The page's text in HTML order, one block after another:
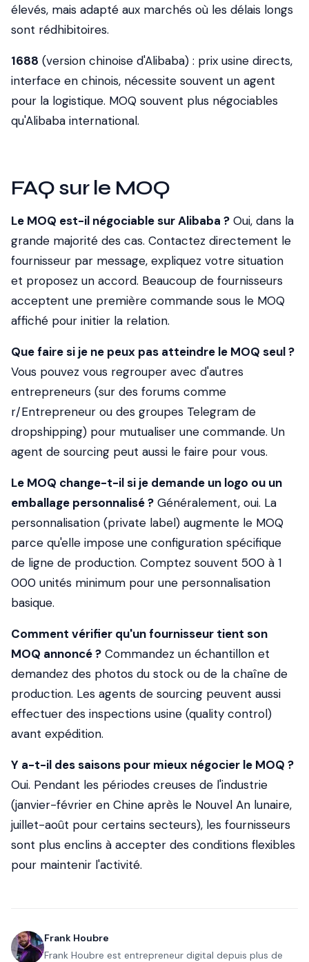
élevés, mais adapté aux marchés où les délais longs
sont rédhibitoires.
1688 (version chinoise d'Alibaba) : prix usine directs,
interface en chinois, nécessite souvent un agent
pour la logistique. MOQ souvent plus négociables
qu'Alibaba international.
FAQ sur le MOQ
Le MOQ est-il négociable sur Alibaba ? Oui, dans la
grande majorité des cas. Contactez directement le
fournisseur par message, expliquez votre situation
et proposez un accord. Beaucoup de fournisseurs
acceptent une première commande sous le MOQ
affiché pour initier la relation.
Que faire si je ne peux pas atteindre le MOQ seul ?
Vous pouvez vous regrouper avec d'autres
entrepreneurs (sur des forums comme
r/Entrepreneur ou des groupes Telegram de
dropshipping) pour mutualiser une commande. Un
agent de sourcing peut aussi le faire pour vous.
Le MOQ change-t-il si je demande un logo ou un
emballage personnalisé ? Généralement, oui. La
personnalisation (private label) augmente le MOQ
parce qu'elle impose une configuration spécifique
de ligne de production. Comptez souvent 500 à 1
000 unités minimum pour une personnalisation
basique.
Comment vérifier qu'un fournisseur tient son
MOQ annoncé ? Commandez un échantillon et
demandez des photos du stock ou de la chaîne de
production. Les agents de sourcing peuvent aussi
effectuer des inspections usine (quality control)
avant expédition.
Y a-t-il des saisons pour mieux négocier le MOQ ?
Oui. Pendant les périodes creuses de l'industrie
(janvier-février en Chine après le Nouvel An lunaire,
juillet-août pour certains secteurs), les fournisseurs
sont plus enclins à accepter des conditions flexibles
pour maintenir l'activité.
Frank Houbre
Frank Houbre est entrepreneur digital depuis plus de